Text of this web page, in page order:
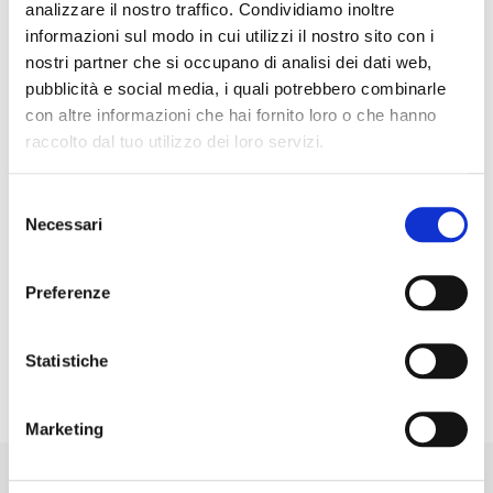
analizzare il nostro traffico. Condividiamo inoltre
informazioni sul modo in cui utilizzi il nostro sito con i
nostri partner che si occupano di analisi dei dati web,
pubblicità e social media, i quali potrebbero combinarle
con altre informazioni che hai fornito loro o che hanno
raccolto dal tuo utilizzo dei loro servizi.
delNecessari
Preferenze
Statistiche
Marketing
immagini
6,45 €
(50,42€/1L)
Descrizione prodotto
pulizia e la cura del cuoio di rettile e di altre pelli esotiche. Con
questo prodotto è possibile non solo pulire stivali, scarpe, borse
dall'umidità e curarli in modo ottimale.
(Naked Leather) e pelle liscia.